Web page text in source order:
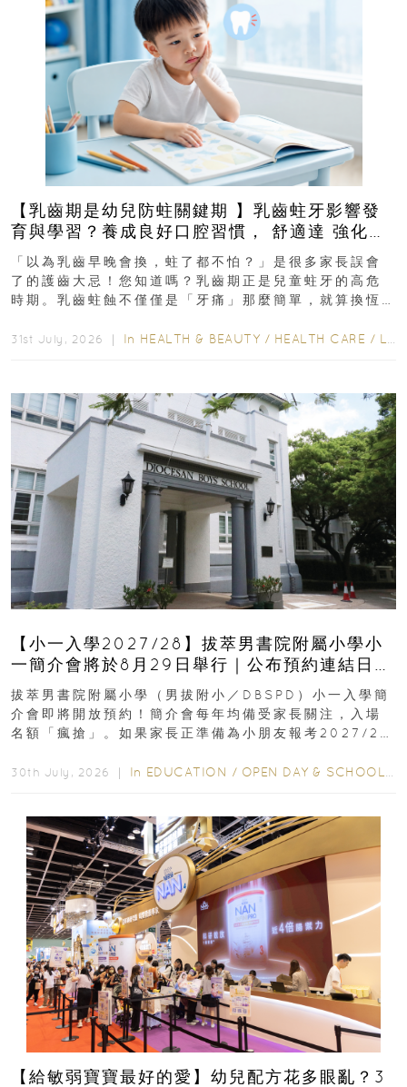
【乳齒期是幼兒防蛀關鍵期 】乳齒蛀牙影響發
育與學習？養成良好口腔習慣， 舒適達 強化琺
瑯質 兒童牙膏防護指南
「以為乳齒早晚會換，蛀了都不怕？」是很多家長誤會
了的護齒大忌！您知道嗎？乳齒期正是兒童蛀牙的高危
時期。乳齒蛀蝕不僅僅是「牙痛」那麼簡單，就算換恆
31st July, 2026 ｜ In HEALTH & BEAUTY / HEALTH CARE / LIFESTYLE
【小一入學2027/28】拔萃男書院附屬小學小
一簡介會將於8月29日舉行｜公布預約連結日期
｜更設有網上重溫
拔萃男書院附屬小學（男拔附小／DBSPD）小一入學簡
介會即將開放預約！簡介會每年均備受家長關注，入場
名額「瘋搶」。如果家長正準備為小朋友報考2027/28
30th July, 2026 ｜ In EDUCATION / OPEN DAY & SCHOOL EVENTS
【給敏弱寶寶最好的愛】幼兒配方花多眼亂？3